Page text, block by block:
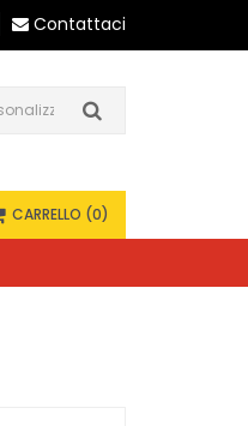
Contattaci
CARRELLO (0)